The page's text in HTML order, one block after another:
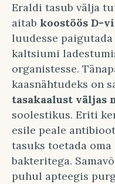
Eraldi tasub välja
aitab koostöös D-
luudesse
kaltsiumi
organistesse.
kaasnähtudeks on
tasakaalust väljas
soolestikus. Eriti
esile peale
tasuks toetada
bakteritega.
puhul apteegis